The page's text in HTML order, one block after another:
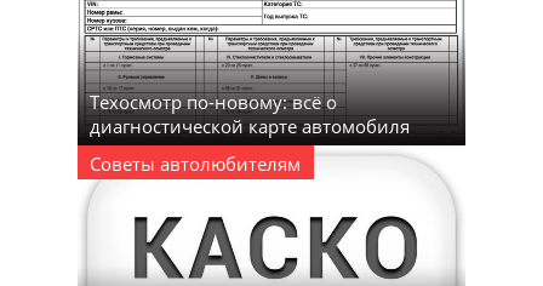
Техосмотр по-новому: всё о
диагностической карте автомобиля
Советы автолюбителям